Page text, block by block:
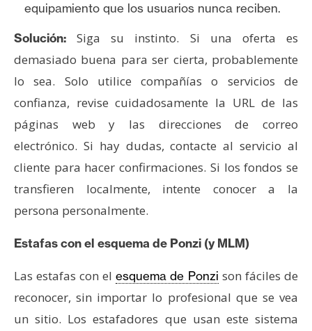
i
d
a
d
equipamiento que los usuarios nunca reciben.
Solución: Siga su instinto. Si una oferta es
demasiado buena para ser cierta, probablemente
lo sea. Solo utilice compañías o servicios de
confianza, revise cuidadosamente la URL de las
páginas web y las direcciones de correo
electrónico. Si hay dudas, contacte al servicio al
cliente para hacer confirmaciones. Si los fondos se
transfieren localmente, intente conocer a la
persona personalmente.
Estafas con el esquema de Ponzi (y MLM)
Las estafas con el esquema de Ponzi son fáciles de
reconocer, sin importar lo profesional que se vea
un sitio. Los estafadores que usan este sistema